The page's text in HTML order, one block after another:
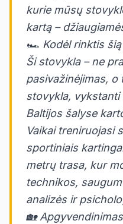
kurie mūsų
kartą –
🏎️ Kodėl rinktis šią
Ši stovykla – ne
pasivažinėjimas,
stovykla, vykstanti
Baltijos šalyse
Vaikai treniruojasi
sportiniais
metrų trasa, kur
technikos,
analizės ir
🏡